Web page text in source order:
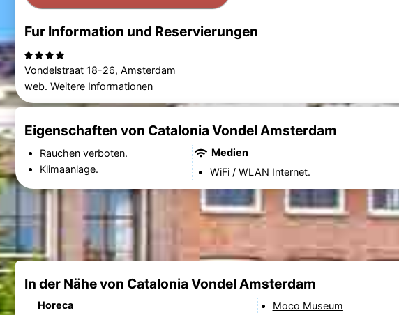
Fur Information und Reservierungen
Vondelstraat 18-26, Amsterdam
web. Weitere Informationen
Eigenschaften von Catalonia Vondel Amsterdam
Rauchen verboten.
Klimaanlage.
Medien
WiFi / WLAN Internet.
In der Nähe von Catalonia Vondel Amsterdam
Horeca
Moco Museum